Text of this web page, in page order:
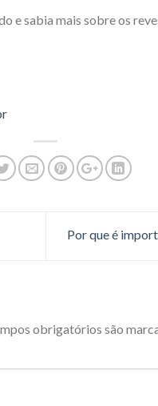
e sabia mais sobre os
Por que é
obrigatórios são